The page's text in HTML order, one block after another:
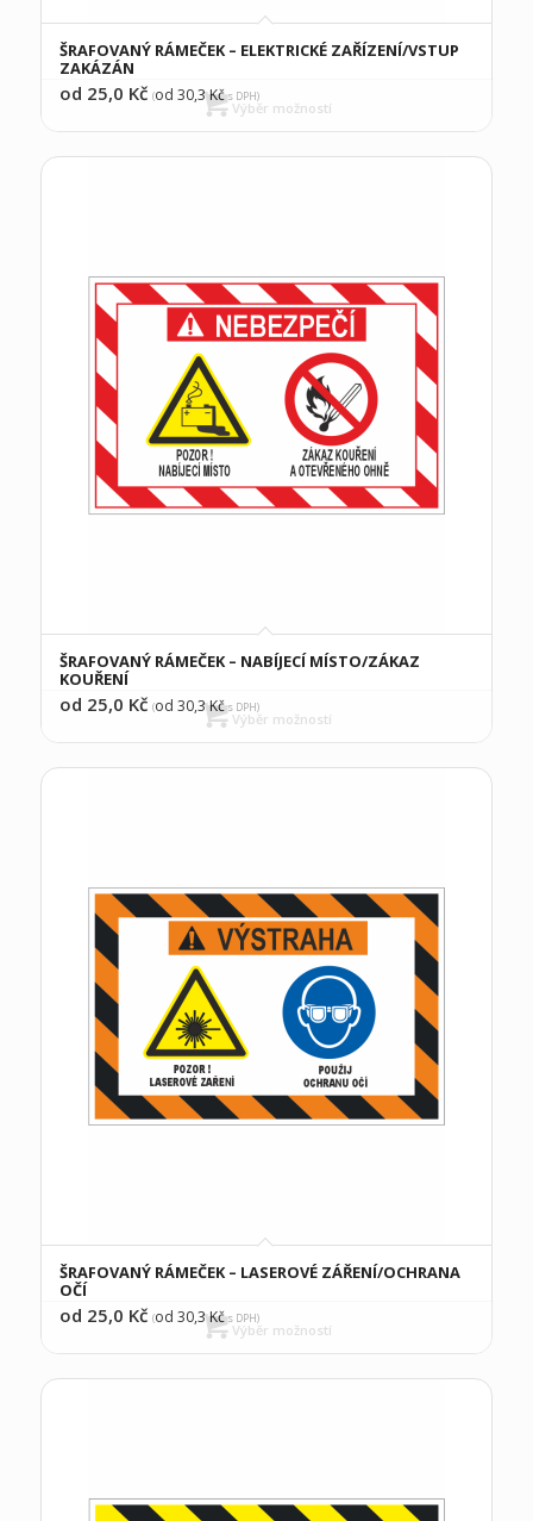
ŠRAFOVANÝ RÁMEČEK – ELEKTRICKÉ ZAŘÍZENÍ/VSTUP
ZAKÁZÁN
od 25,0 Kč (od 30,3Kčs DPH)
Výběr možností
ŠRAFOVANÝ RÁMEČEK – NABÍJECÍ MÍSTO/ZÁKAZ
KOUŘENÍ
od 25,0 Kč (od 30,3Kčs DPH)
Výběr možností
ŠRAFOVANÝ RÁMEČEK – LASEROVÉ ZÁŘENÍ/OCHRANA
OČÍ
od 25,0 Kč (od 30,3Kčs DPH)
Výběr možností